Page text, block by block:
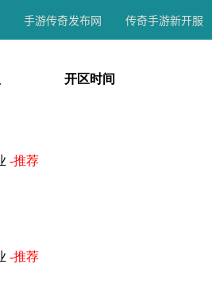
手游传奇发布网 传奇手游新开服